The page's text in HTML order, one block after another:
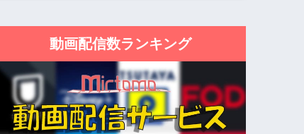
動画配信数ランキング